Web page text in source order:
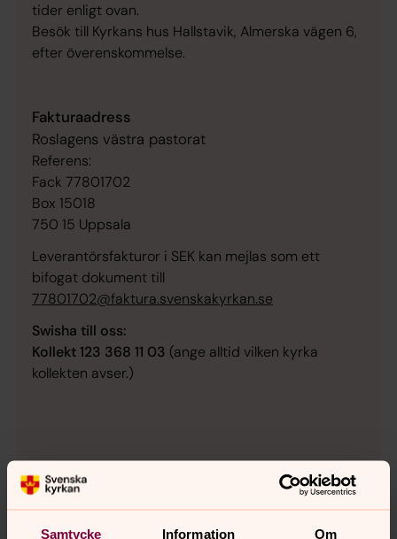
Samtycke Information Om
tider enligt ovan.
Besök till Kyrkans hus Hallstavik, Almerska vägen 6,
efter överenskommelse.
Fakturaadress
Roslagens västra pastorat
Referens:
Fack 77801702
Box 15018
750 15 Uppsala
Leverantörsfakturor i SEK kan mejlas som ett
bifogat dokument till
77801702@faktura.svenskakyrkan.se
Swisha till oss:
Kollekt 123 368 11 03 (ange alltid vilken kyrka
kollekten avser.)